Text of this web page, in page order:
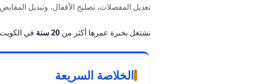
تعديل المفصلات، تصليح الأقفال، وتبديل
نشتغل بخبرة عمرها أكثر من 20 سنة في
الخلاصة السريعة